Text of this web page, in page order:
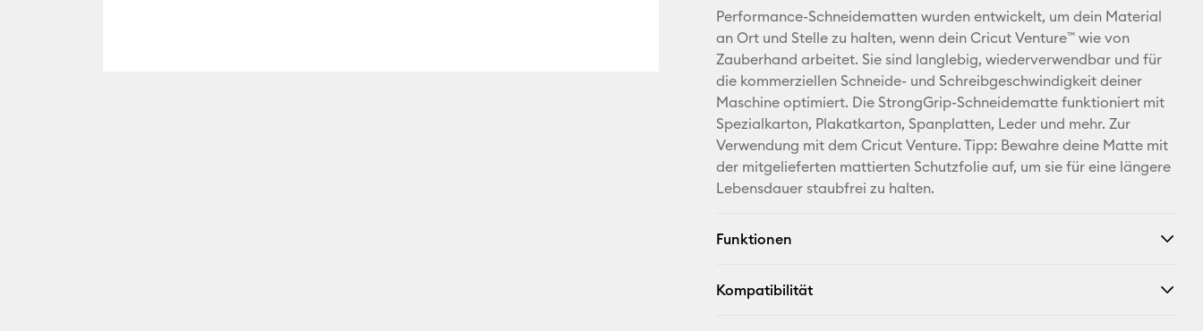
E-Mail-
Adresse
Pinterest
Facebook
X
Performance-Schneidematten wurden entwickelt, um dein Material
an Ort und Stelle zu halten, wenn dein Cricut Venture™ wie von
Zauberhand arbeitet. Sie sind langlebig, wiederverwendbar und für
die kommerziellen Schneide- und Schreibgeschwindigkeit deiner
Maschine optimiert. Die StrongGrip-Schneidematte funktioniert mit
Spezialkarton, Plakatkarton, Spanplatten, Leder und mehr. Zur
Verwendung mit dem Cricut Venture. Tipp: Bewahre deine Matte mit
der mitgelieferten mattierten Schutzfolie auf, um sie für eine längere
Lebensdauer staubfrei zu halten.
Funktionen
Kompatibilität